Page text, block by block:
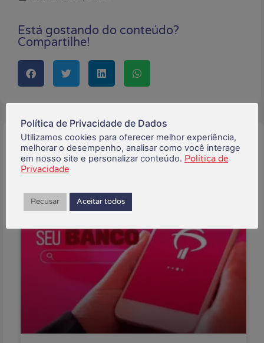
Está gostando do conteúdo?
Compartilhe!
Buscar:
Posts Recentes:
Política de Privacidade de Dados
Utilizamos cookies para oferecer melhor experiência,
melhorar o desempenho, analisar como você interage
em nosso site e personalizar conteúdo. Política de
Privacidade
Recusar Aceitar todos